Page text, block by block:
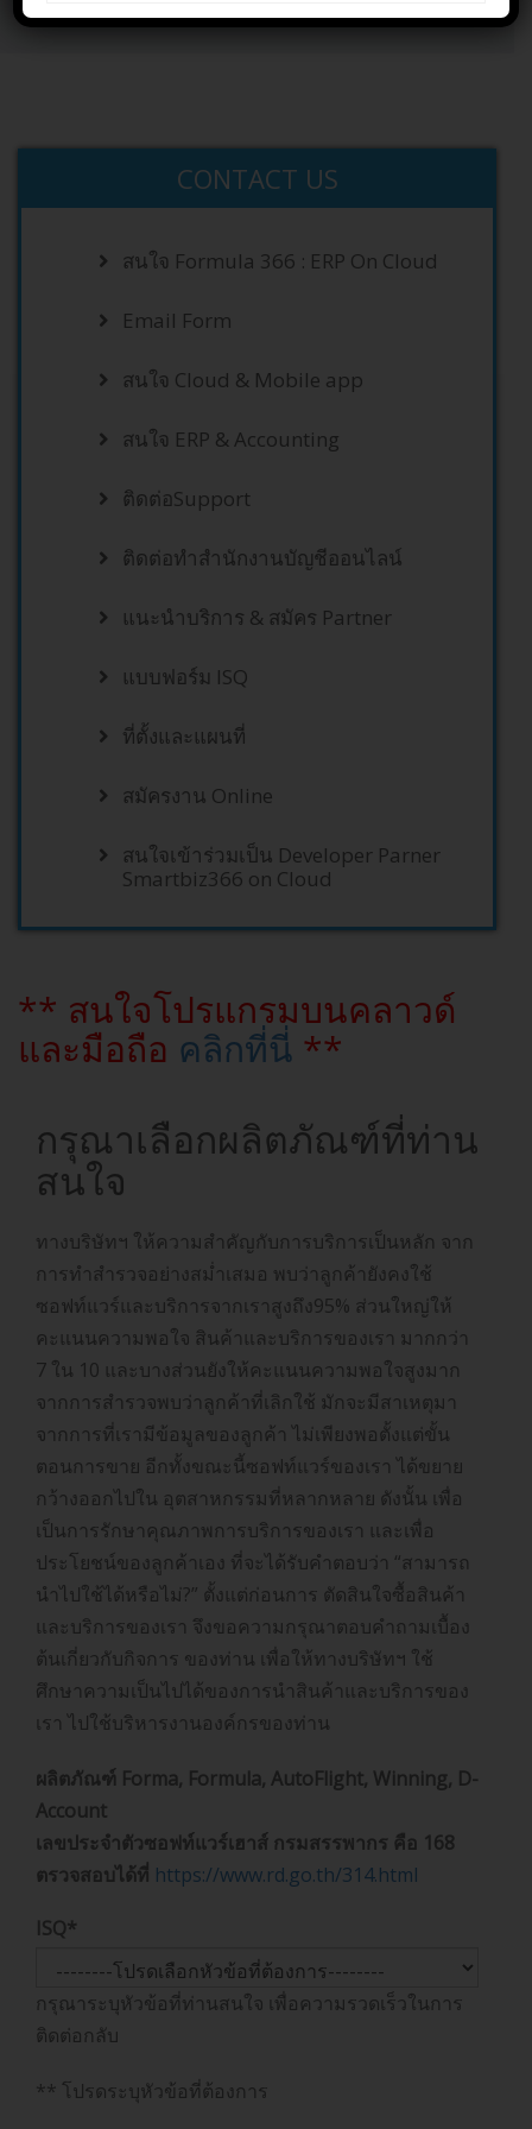
Home
CONTACT US
สนใจ Formula 366 : ERP On Cloud
Email Form
สนใจ Cloud & Mobile app
สนใจ ERP & Accounting
ติดต่อSupport
ติดต่อทำสำนักงานบัญชีออนไลน์
แนะนำบริการ & สมัคร Partner
แบบฟอร์ม ISQ
ที่ตั้งและแผนที่
สมัครงาน Online
สนใจเข้าร่วมเป็น Developer Parner
Smartbiz366 on Cloud
** สนใจโปรแกรมบนคลาวด์
และมือถือ คลิกที่นี่ **
กรุณาเลือกผลิตภัณฑ์ที่ท่าน
สนใจ
ทางบริษัทฯ ให้ความสำคัญกับการบริการเป็นหลัก จาก
การทำสำรวจอย่างสม่ำเสมอ พบว่าลูกค้ายังคงใช้
ซอฟท์แวร์และบริการจากเราสูงถึง95% ส่วนใหญ่ให้
คะแนนความพอใจ สินค้าและบริการของเรา มากกว่า
7 ใน 10 และบางส่วนยังให้คะแนนความพอใจสูงมาก
จากการสำรวจพบว่าลูกค้าที่เลิกใช้ มักจะมีสาเหตุมา
จากการที่เรามีข้อมูลของลูกค้า ไม่เพียงพอตั้งแต่ขั้น
ตอนการขาย อีกทั้งขณะนี้ซอฟท์แวร์ของเรา ได้ขยาย
กว้างออกไปใน อุตสาหกรรมที่หลากหลาย ดังนั้น เพื่อ
เป็นการรักษาคุณภาพการบริการของเรา และเพื่อ
ประโยชน์ของลูกค้าเอง ที่จะได้รับคำตอบว่า “สามารถ
นำไปใช้ได้หรือไม่?” ตั้งแต่ก่อนการ ตัดสินใจซื้อสินค้า
และบริการของเรา จึงขอความกรุณาตอบคำถามเบื้อง
ต้นเกี่ยวกับกิจการ ของท่าน เพื่อให้ทางบริษัทฯ ใช้
ศึกษาความเป็นไปได้ของการนำสินค้าและบริการของ
เรา ไปใช้บริหารงานองค์กรของท่าน
ผลิตภัณฑ์ Forma, Formula, AutoFlight, Winning, D-
Account
เลขประจำตัวซอฟท์แวร์เฮาส์ กรมสรรพากร คือ 168
ตรวจสอบได้ที่ https://www.rd.go.th/314.html
ISQ*
กรุณาระบุหัวข้อที่ท่านสนใจ เพื่อความรวดเร็วในการ
ติดต่อกลับ
** โปรดระบุหัวข้อที่ต้องการ